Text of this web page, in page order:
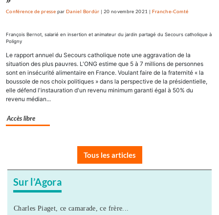
Conférence de presse parDaniel Bordür | 20 novembre 2021 | Franche-Comté
François Bernot, salarié en insertion et animateur du jardin partagé du Secours catholique à
Poligny
Le rapport annuel du Secours catholique note une aggravation de la
situation des plus pauvres. L'ONG estime que 5 à 7 millions de personnes
sont en insécurité alimentaire en France. Voulant faire de la fraternité « la
boussole de nos choix politiques » dans la perspective de la présidentielle,
elle défend l'instauration d'un revenu minimum garanti égal à 50% du
revenu médian...
Accès libre
Tous les articles
Sur l’Agora
Charles Piaget, ce camarade, ce frère...